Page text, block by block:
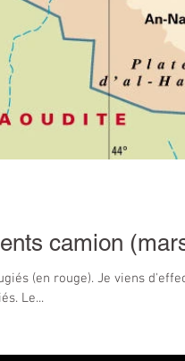
camion
(en rouge). Je viens
Le...